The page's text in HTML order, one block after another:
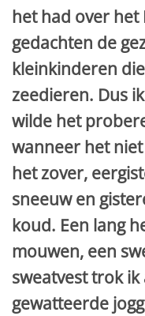
het had over
gedachten de
kleinkinderen
zeedieren. Dus
wilde het
wanneer het
het zover,
sneeuw en
koud. Een lang
mouwen, een
sweatvest trok ik
gewatteerde